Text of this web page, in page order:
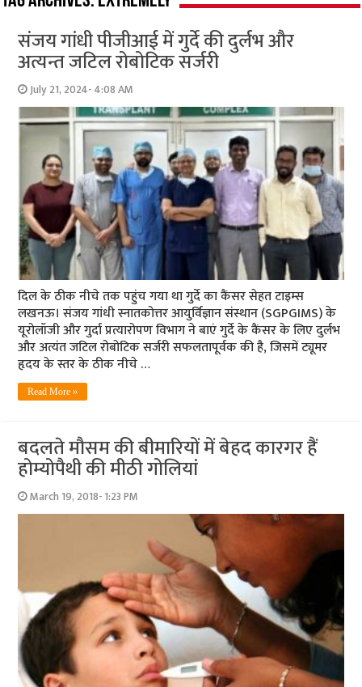
संजय गांधी पीजीआई में गुर्दे की दुर्लभ और
अत्यन्त जटिल रोबोटिक सर्जरी
July 21, 2024- 4:08 AM
दिल के ठीक नीचे तक पहुंच गया था गुर्दे का कैंसर सेहत टाइम्स
लखनऊ। संजय गांधी स्नातकोत्तर आयुर्विज्ञान संस्थान (SGPGIMS) के
यूरोलॉजी और गुर्दा प्रत्यारोपण विभाग ने बाएं गुर्दे के कैंसर के लिए दुर्लभ
और अत्यंत जटिल रोबोटिक सर्जरी सफलतापूर्वक की है, जिसमें ट्यूमर
हृदय के स्तर के ठीक नीचे …
Read More »
बदलते मौसम की बीमारियों में बेहद कारगर हैं
होम्योपैथी की मीठी गोलियां
March 19, 2018- 1:23 PM